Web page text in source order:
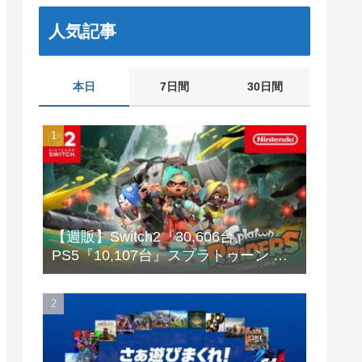
人気記事
本日 7日間 30日間
【週販】Switch2『30,606台』
PS5『10,107台』スプラトゥーン レ
イダース「73,542本」